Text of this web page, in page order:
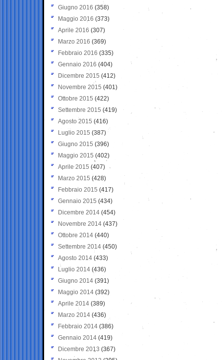
Giugno 2016 (358)
Maggio 2016 (373)
Aprile 2016 (307)
Marzo 2016 (369)
Febbraio 2016 (335)
Gennaio 2016 (404)
Dicembre 2015 (412)
Novembre 2015 (401)
Ottobre 2015 (422)
Settembre 2015 (419)
Agosto 2015 (416)
Luglio 2015 (387)
Giugno 2015 (396)
Maggio 2015 (402)
Aprile 2015 (407)
Marzo 2015 (428)
Febbraio 2015 (417)
Gennaio 2015 (434)
Dicembre 2014 (454)
Novembre 2014 (437)
Ottobre 2014 (440)
Settembre 2014 (450)
Agosto 2014 (433)
Luglio 2014 (436)
Giugno 2014 (391)
Maggio 2014 (392)
Aprile 2014 (389)
Marzo 2014 (436)
Febbraio 2014 (386)
Gennaio 2014 (419)
Dicembre 2013 (367)